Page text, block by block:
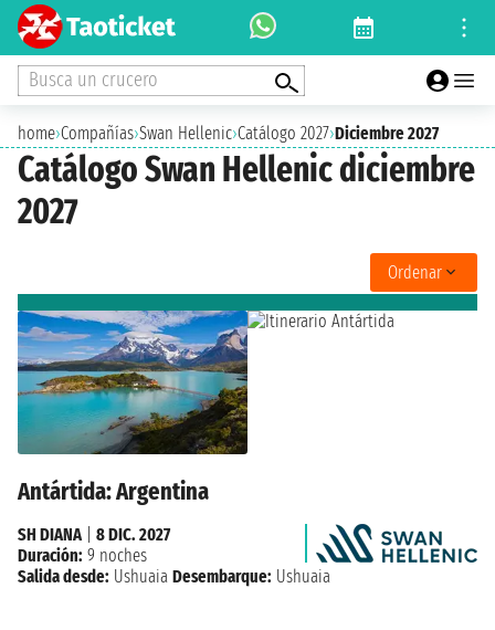
Busca un crucero
home›Compañías›Swan Hellenic›Catálogo 2027›Diciembre 2027
Catálogo Swan Hellenic diciembre
2027
Ordenar
Antártida: Argentina
SH DIANA
8 DIC. 2027
Duración: 9 noches
Salida desde: Ushuaia Desembarque: Ushuaia